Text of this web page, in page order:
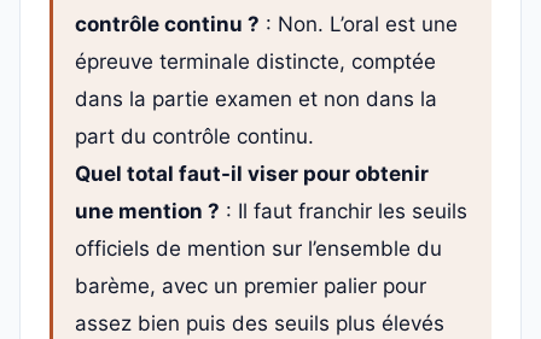
contrôle continu ? : Non. L’oral est une
épreuve terminale distincte, comptée
dans la partie examen et non dans la
part du contrôle continu.
Quel total faut-il viser pour obtenir
une mention ? : Il faut franchir les seuils
officiels de mention sur l’ensemble du
barème, avec un premier palier pour
assez bien puis des seuils plus élevés